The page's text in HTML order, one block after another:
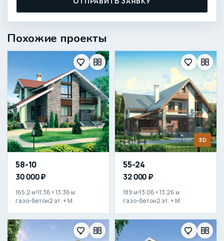
Похожие проекты
58-10
30 000 ₽
165.2 м²11.36 × 13.36 м
газо-бетон2 эт. + М
3D
55-24
32 000 ₽
189 м²13.06 × 13.26 м
газо-бетон2 эт. + М